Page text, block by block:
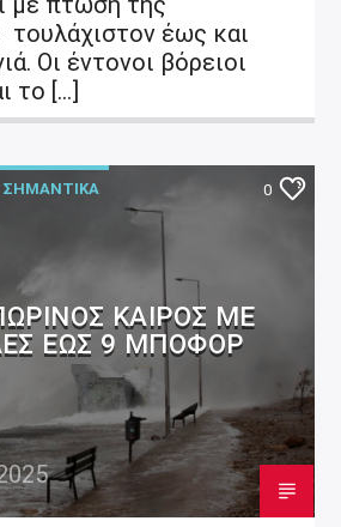
τουλάχιστον έως και
Οι έντονοι βόρειοι
το […]
ΣΗΜΑΝΤΙΚΑ 0
ΚΑΙΡΌΣ ΜΕ
ΈΩΣ 9 ΜΠΟΦΌΡ